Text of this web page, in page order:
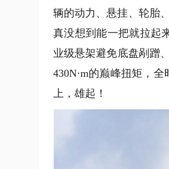
辆的动力、悬挂、轮胎
真没想到能一把就拉起
业级悬架避免底盘剐蹭
430N·m的巅峰扭矩，
上，雄起！